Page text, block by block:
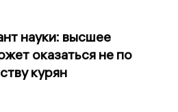
науки: высшее
оказаться не по
курян